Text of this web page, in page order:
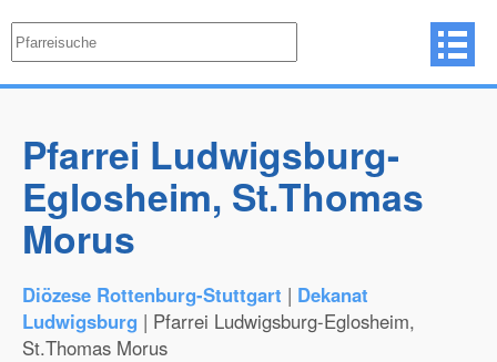
Pfarrei Ludwigsburg-
Eglosheim, St.Thomas
Morus
Diözese Rottenburg-Stuttgart | Dekanat
Ludwigsburg | Pfarrei Ludwigsburg-Eglosheim,
St.Thomas Morus